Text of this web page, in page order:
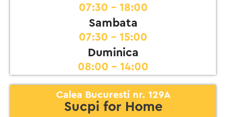
07:30 - 18:00
Sambata
07:30 - 15:00
Duminica
08:00 - 14:00
Calea Bucuresti nr. 129A
Sucpi for Home